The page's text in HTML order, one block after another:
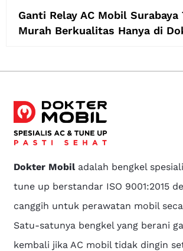
Ganti Relay AC Mobil Surabaya
Murah Berkualitas Hanya di
Dokter Mobiladalah bengkel
tune up berstandar ISO 9001:2015
canggih untuk perawatan mobil
Satu-satunya bengkel yang berani
kembali jika AC mobil tidak dingin